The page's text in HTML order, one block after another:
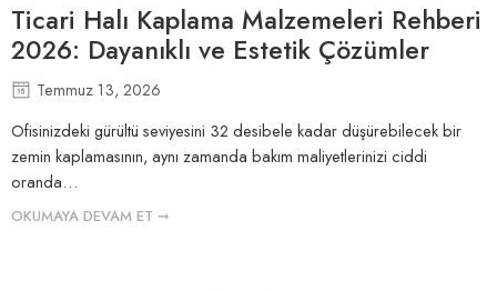
Ticari Halı Kaplama Malzemeleri Rehberi
2026: Dayanıklı ve Estetik Çözümler
Temmuz 13, 2026
Ofisinizdeki gürültü seviyesini 32 desibele kadar düşürebilecek bir
zemin kaplamasının, aynı zamanda bakım maliyetlerinizi ciddi
oranda…
OKUMAYA DEVAM ET ➞